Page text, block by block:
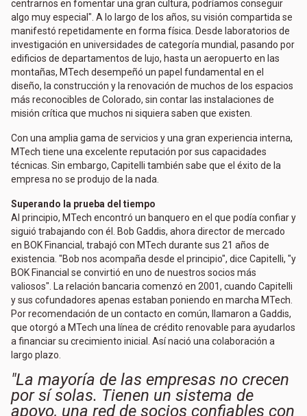
centrarnos en fomentar una gran cultura, podríamos conseguir
algo muy especial". A lo largo de los años, su visión compartida se
manifestó repetidamente en forma física. Desde laboratorios de
investigación en universidades de categoría mundial, pasando por
edificios de departamentos de lujo, hasta un aeropuerto en las
montañas, MTech desempeñó un papel fundamental en el
diseño, la construcción y la renovación de muchos de los espacios
más reconocibles de Colorado, sin contar las instalaciones de
misión crítica que muchos ni siquiera saben que existen.
Con una amplia gama de servicios y una gran experiencia interna,
MTech tiene una excelente reputación por sus capacidades
técnicas. Sin embargo, Capitelli también sabe que el éxito de la
empresa no se produjo de la nada.
Superando la prueba del tiempo
Al principio, MTech encontró un banquero en el que podía confiar y
siguió trabajando con él. Bob Gaddis, ahora director de mercado
en BOK Financial, trabajó con MTech durante sus 21 años de
existencia. "Bob nos acompaña desde el principio", dice Capitelli, "y
BOK Financial se convirtió en uno de nuestros socios más
valiosos". La relación bancaria comenzó en 2001, cuando Capitelli
y sus cofundadores apenas estaban poniendo en marcha MTech.
Por recomendación de un contacto en común, llamaron a Gaddis,
que otorgó a MTech una línea de crédito renovable para ayudarlos
a financiar su crecimiento inicial. Así nació una colaboración a
largo plazo.
"La mayoría de las empresas no crecen
por sí solas. Tienen un sistema de
apoyo, una red de socios confiables con